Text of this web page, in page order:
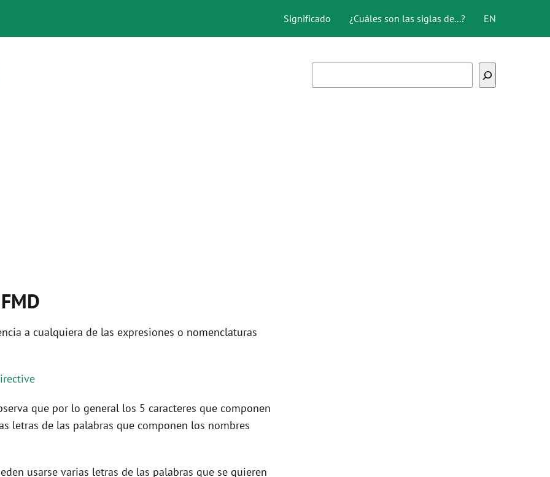
Significado ¿Cuáles son las siglas de...? EN
a cualquiera de las expresiones o nomenclaturas
que por lo general los 5 caracteres que componen
letras de las palabras que componen los nombres
usarse varias letras de las palabras que se quieren